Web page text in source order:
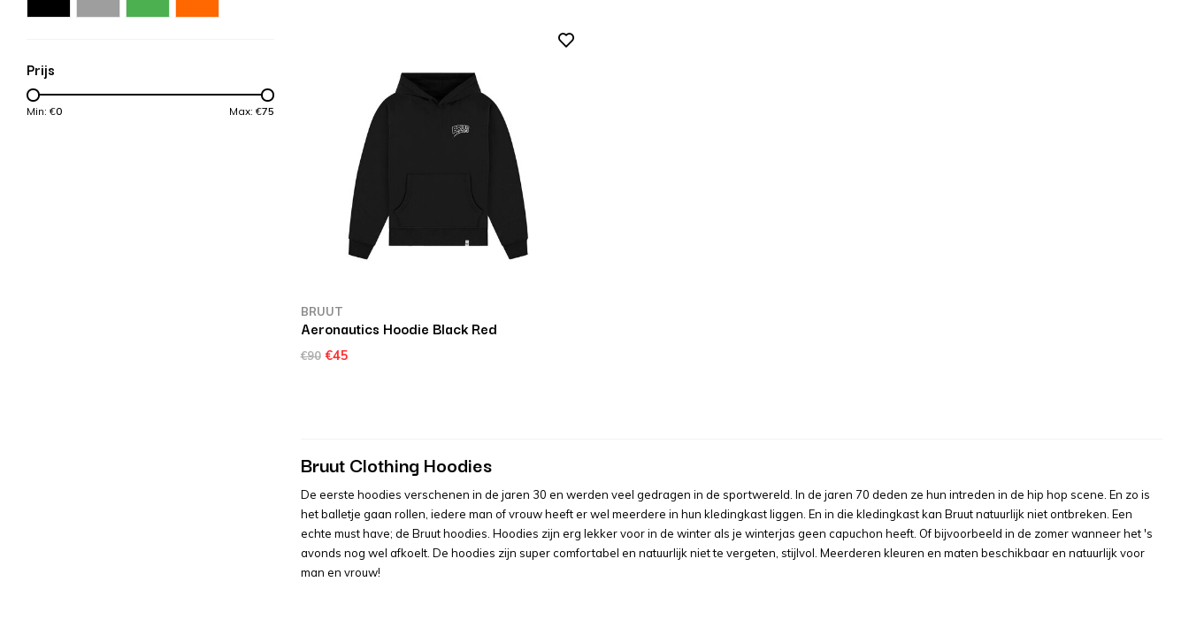
Prijs
Min: €0 Max: €75
BRUUT
Aeronautics Hoodie Black Red
€90 €45
Bruut Clothing Hoodies
De eerste hoodies verschenen in de jaren 30 en werden veel gedragen in de sportwereld. In de jaren 70 deden ze hun intreden in de hip hop scene. En zo is
het balletje gaan rollen, iedere man of vrouw heeft er wel meerdere in hun kledingkast liggen. En in die kledingkast kan Bruut natuurlijk niet ontbreken. Een
echte must have; de Bruut hoodies. Hoodies zijn erg lekker voor in de winter als je winterjas geen capuchon heeft. Of bijvoorbeeld in de zomer wanneer het 's
avonds nog wel afkoelt. De hoodies zijn super comfortabel en natuurlijk niet te vergeten, stijlvol. Meerderen kleuren en maten beschikbaar en natuurlijk voor
man en vrouw!